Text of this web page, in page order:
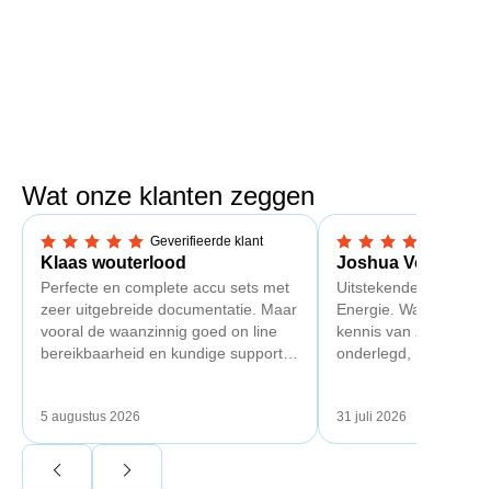
Wat onze klanten zeggen
Geverifieerde klant
5,0 van 5 sterren
Klaas wouterlood
Perfecte en complete accu sets met
zeer uitgebreide documentatie. Maar
vooral de waanzinnig goed on line
bereikbaarheid en kundige support
5 augustus 2026
5,0 van 5 sterren
Joshua Verdonk
Uitstekende ervaring
Energie. Wat vooral
kennis van zaken:
onderlegd, heldere
Ook de nazorg is
31 juli 2026